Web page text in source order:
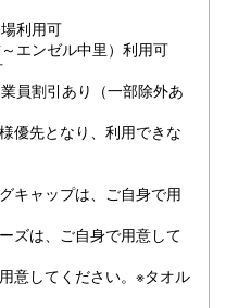
利用可
エンゼル中里）利用可
員割引あり（一部除外あ
優先となり、利用できな
キャップは、ご自身で用
ズは、ご自身で用意して
意してください。※タオル